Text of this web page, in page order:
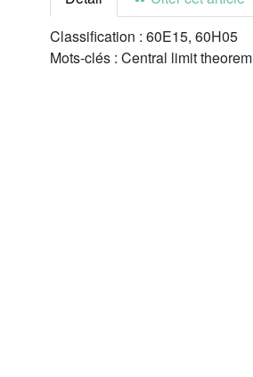
Classification : 60E15, 60H05
Mots-clés : Central limit theorem